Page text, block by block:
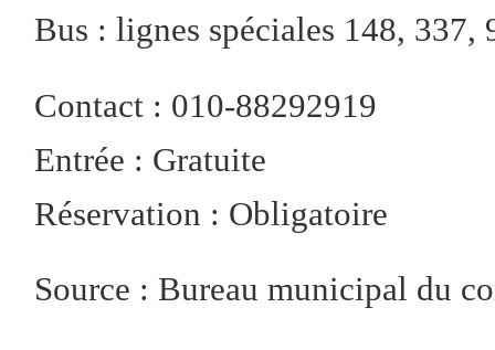
Bus : lignes spéciales 148,
Contact : 010-88292919
Entrée : Gratuite
Réservation : Obligatoire
Source : Bureau municipal du